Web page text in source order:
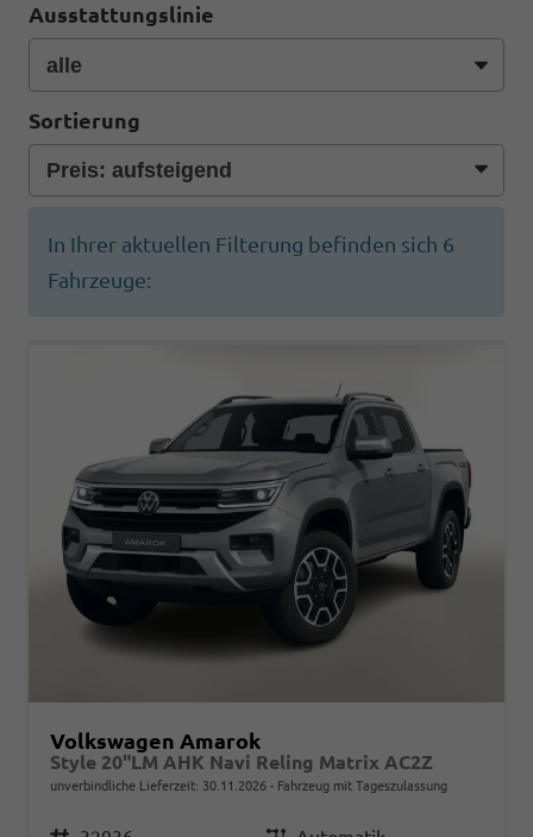
Ausstattungslinie
Sortierung
In Ihrer aktuellen Filterung befinden sich 6
Fahrzeuge:
Volkswagen Amarok
Style 20"LM AHK Navi Reling Matrix AC2Z
unverbindliche Lieferzeit: 30.11.2026 Fahrzeug mit Tageszulassung